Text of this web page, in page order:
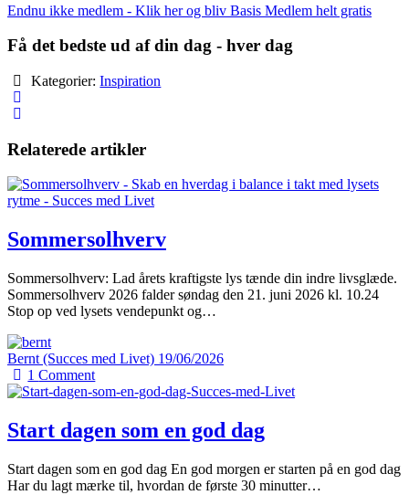
Endnu ikke medlem - Klik her og bliv Basis Medlem helt gratis
Få det bedste ud af din dag - hver dag
Kategorier:Inspiration
Relaterede artikler
Sommersolhverv
Sommersolhverv: Lad årets kraftigste lys tænde din indre livsglæde.
Sommersolhverv 2026 falder søndag den 21. juni 2026 kl. 10.24
Stop op ved lysets vendepunkt og…
Bernt (Succes med Livet) 19/06/2026
1Comment
Start dagen som en god dag
Start dagen som en god dag En god morgen er starten på en god dag
Har du lagt mærke til, hvordan de første 30 minutter…